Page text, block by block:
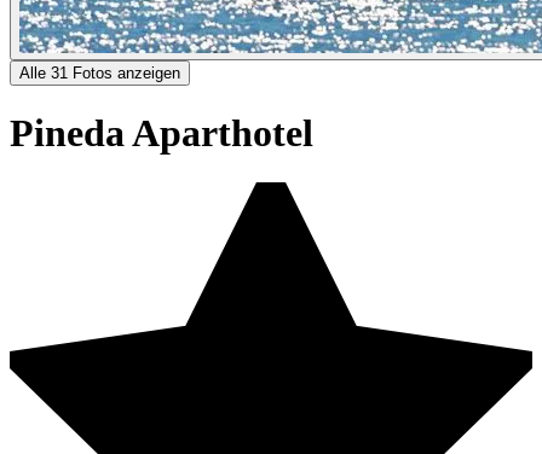
Alle 31 Fotos anzeigen
Pineda Aparthotel